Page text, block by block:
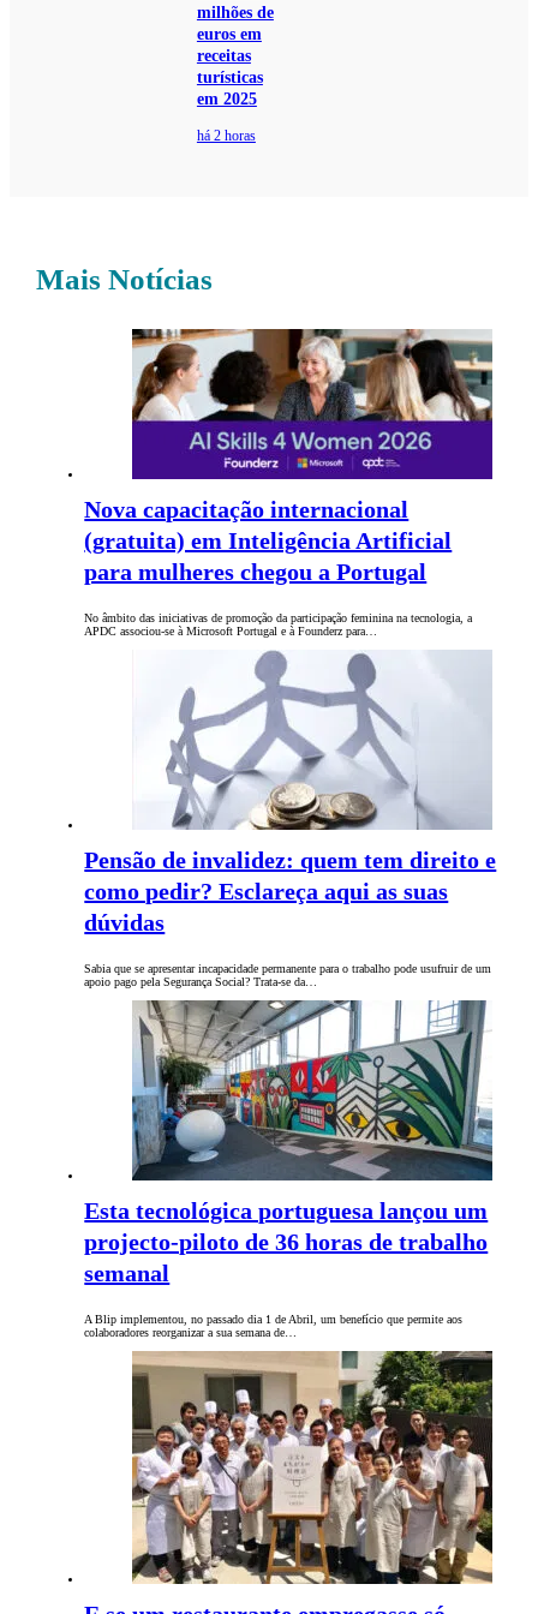
milhões de
euros em
receitas
turísticas
em 2025
há 2 horas
Mais Notícias
Nova capacitação internacional
(gratuita) em Inteligência Artificial
para mulheres chegou a Portugal
No âmbito das iniciativas de promoção da participação feminina na tecnologia, a
APDC associou-se à Microsoft Portugal e à Founderz para…
Pensão de invalidez: quem tem direito e
como pedir? Esclareça aqui as suas
dúvidas
Sabia que se apresentar incapacidade permanente para o trabalho pode usufruir de um
apoio pago pela Segurança Social? Trata-se da…
Esta tecnológica portuguesa lançou um
projecto-piloto de 36 horas de trabalho
semanal
A Blip implementou, no passado dia 1 de Abril, um benefício que permite aos
colaboradores reorganizar a sua semana de…